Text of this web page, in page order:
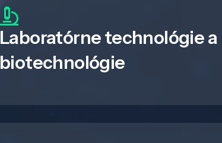
Laboratórne technológie a
biotechnológie